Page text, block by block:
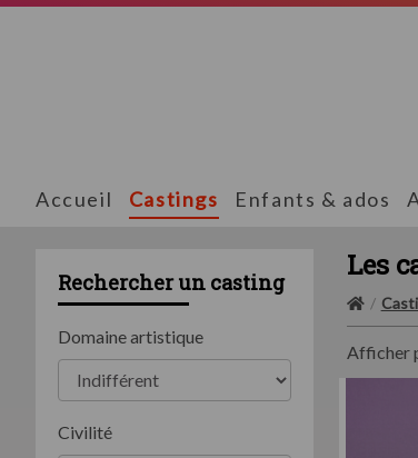
Accueil Castings Enfants & ados
Rechercher un casting
Domaine artistique
Civilité
Les
Afficher